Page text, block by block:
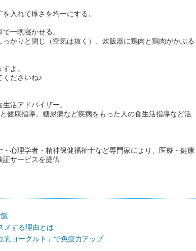
入れて厚さを均一にする。
一晩寝かせる。
かりと閉じ（空気は抜く）、炊飯器に鶏肉と鶏肉がかぶる
よ。
くださいね♪
活アドバイザー。
健康指導。糖尿病など疾病をもった人の食生活指導など活
心理学者・精神保健福祉士など専門家により、医療・健康
証サービスを提供
メする理由とは
乳ヨーグルト」で免疫力アップ